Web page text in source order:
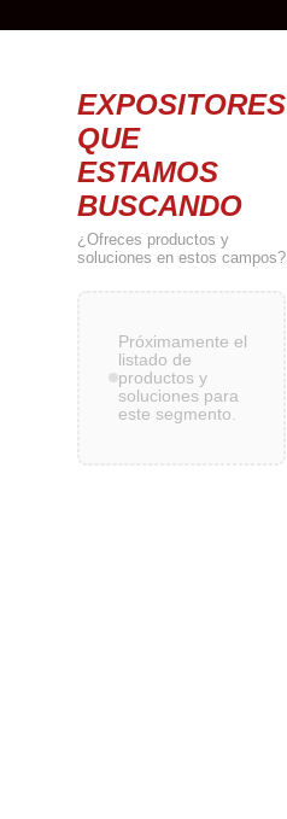
EXPOSITORES
QUE
ESTAMOS
BUSCANDO
¿Ofreces productos y
soluciones en estos campos?
Próximamente el
listado de
productos y
soluciones para
este segmento.